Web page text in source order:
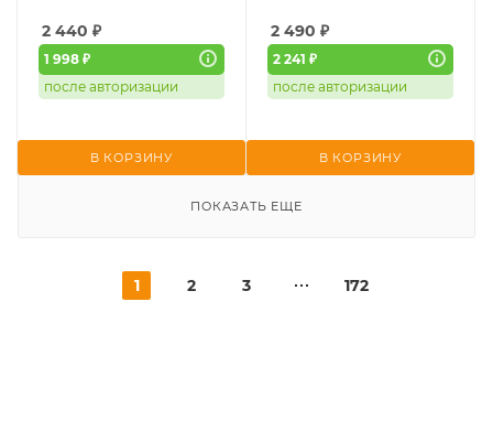
2 440 ₽
1 998 ₽
после авторизации
В КОРЗИНУ
2 490 ₽
2 241 ₽
после авторизации
В КОРЗИНУ
ПОКАЗАТЬ ЕЩЕ
1 2 3 172